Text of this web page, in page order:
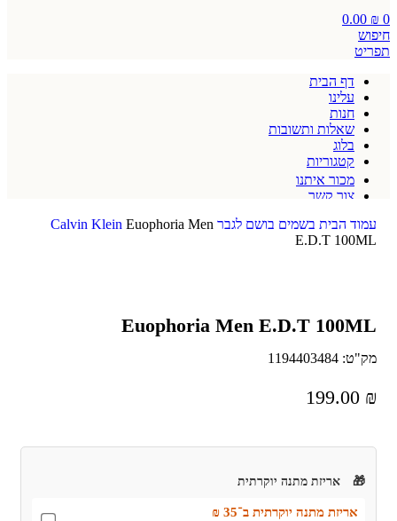
0
0.00 ₪
חיפוש
תפריט
דף הבית
עלינו
חנות
שאלות ותשובות
בלוג
קטגוריות
מכור איתנו
צור קשר
עמוד הבית בשמים בושם לגבר Calvin Klein Euophoria Men
E.D.T 100ML
Euophoria Men E.D.T 100ML
מק"ט: 1194403484
199.00 ₪
🎁 אריזת מתנה יוקרתית
אריזת מתנה יוקרתית ב־35 ₪